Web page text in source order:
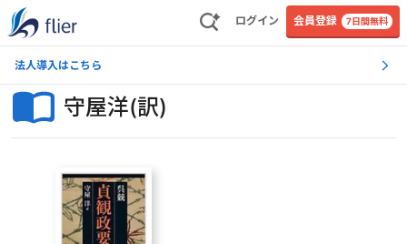
ログイン 会員登録 7日間無料
法人導入はこちら
守屋洋(訳)